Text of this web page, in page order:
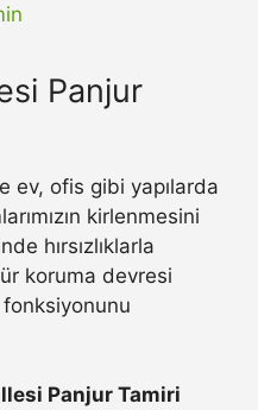
Panjur
ev, ofis gibi yapılarda
kirlenmesini
hırsızlıklarla
koruma devresi
Panjur Tamiri